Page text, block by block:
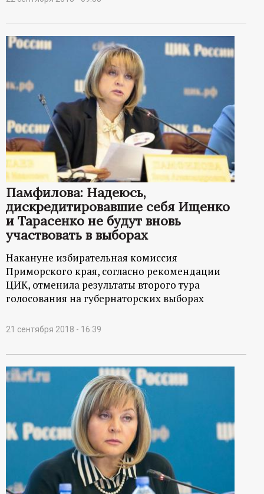
Памфилова: Надеюсь,
дискредитировавшие себя Ищенко
и Тарасенко не будут вновь
участвовать в выборах
Накануне избирательная комиссия
Приморского края, согласно рекомендации
ЦИК, отменила результаты второго тура
голосования на губернаторских выборах
21 сентября 2018 - 16:39